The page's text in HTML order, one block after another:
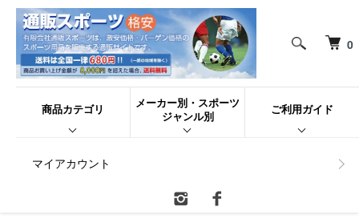
0
商品カテゴリ
メーカー別・スポーツ
ジャンル別
ご利用ガイド
マイアカウント